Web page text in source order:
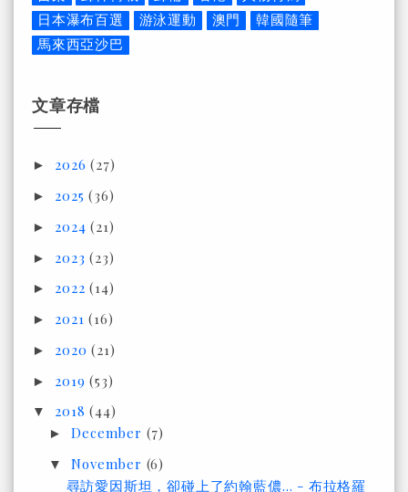
日本瀑布百選
游泳運動 澳門
韓國隨筆
馬來西亞沙巴
文章存檔
► 2026(27)
► 2025(36)
► 2024(21)
► 2023(23)
► 2022(14)
► 2021(16)
► 2020(21)
► 2019(53)
▼ 2018(44)
►December (7)
▼November (6)
尋訪愛因斯坦，卻碰上了約翰藍儂… - 布拉格羅